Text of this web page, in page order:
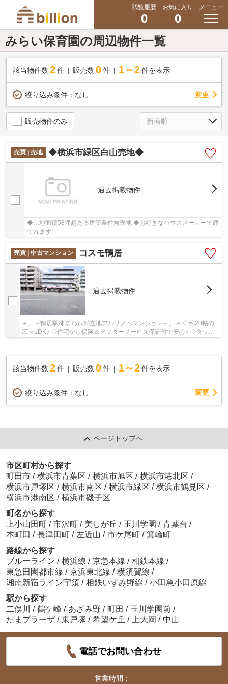
閲覧履歴
0
お気に入り
0
メニュー
みらい保育園の周辺物件一覧
該当物件数 2件 販売数 0 件 1～2 件を表示
絞り込み条件： なし 変更
販売物件のみ
売買 | 売地 ◆横浜市緑区白山売地◆
過去掲載物件
◆土地面積58坪超ある建築条件無売地 ◆お好きなハウスメーカーで建
てれます
売買 | 中古マンション コスモ鴨居
過去掲載物件
＋。～鴨居駅徒歩7分♪好立地フルリノベマンション～。＋ ◇約20帖の
広々LDK♪ ◇住宅かし保険＆アフターサービス保証付で安心♪ ◇タッチ
該当物件数 2件 販売数 0 件 1～2 件を表示
絞り込み条件： なし 変更
ページトップへ
市区町村から探す
町田市 / 横浜市青葉区 / 横浜市旭区 / 横浜市港北区 /
横浜市戸塚区 / 横浜市南区 / 横浜市緑区 / 横浜市鶴見区 /
横浜市港南区 / 横浜市磯子区
町名から探す
上小山田町 / 市沢町 / 美しが丘 / 玉川学園 / 青葉台 /
本町田 / 長津田町 / 左近山 / 市ケ尾町 / 箕輪町
路線から探す
ブルーライン / 横浜線 / 京急本線 / 相鉄本線 /
東急田園都市線 / 京浜東北線 / 横須賀線 /
湘南新宿ライン宇須 / 相鉄いずみ野線 / 小田急小田原線
駅から探す
二俣川
/ 鶴ケ峰 / あざみ野 / 町田 / 玉川学園前 /
たまプラーザ / 東戸塚 / 希望ケ丘 / 上大岡 / 中山
電話でお問い合わせ
営業時間：